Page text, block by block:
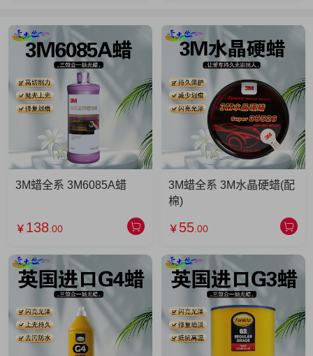
3M蜡全系 3M6085A蜡
￥ 138 .00
3M蜡全系 3M水晶硬蜡(配
棉)
￥ 55 .00